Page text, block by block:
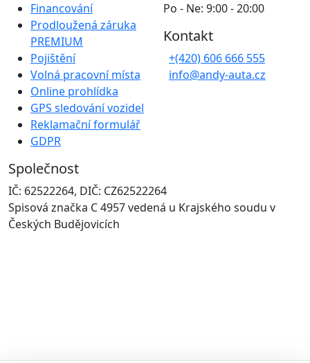
Financování
Prodloužená záruka
PREMIUM
Pojištění
Volná pracovní místa
Online prohlídka
GPS sledování vozidel
Reklamační formulář
GDPR
Po - Ne: 9:00 - 20:00
Kontakt
+(420) 606 666 555
info@andy-auta.cz
Společnost
IČ: 62522264, DIČ: CZ62522264
Spisová značka C 4957 vedená u Krajského soudu v
Českých Budějovicích